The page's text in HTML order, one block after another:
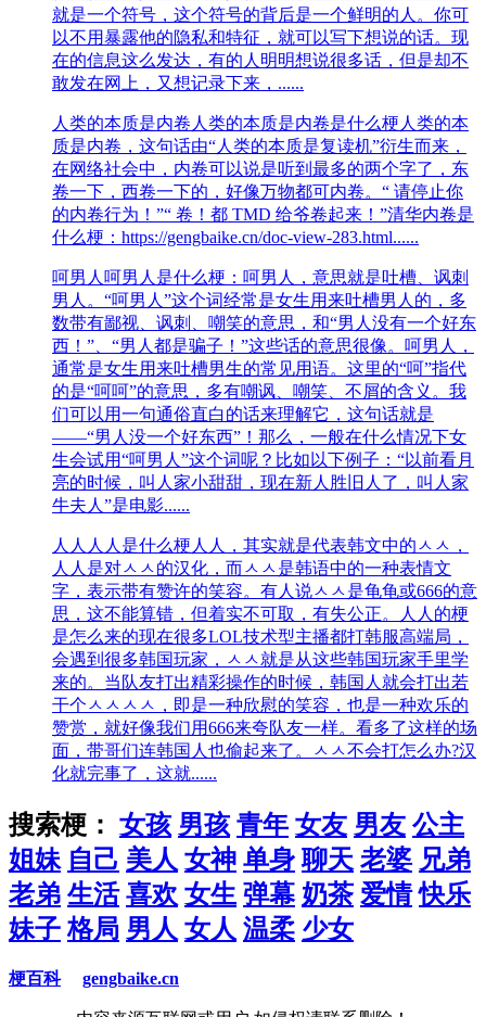
就是一个符号，这个符号的背后是一个鲜明的人。你可
以不用暴露他的隐私和特征，就可以写下想说的话。现
在的信息这么发达，有的人明明想说很多话，但是却不
敢发在网上，又想记录下来，......
人类的本质是内卷人类的本质是内卷是什么梗人类的本
质是内卷，这句话由“人类的本质是复读机”衍生而来，
在网络社会中，内卷可以说是听到最多的两个字了，东
卷一下，西卷一下的，好像万物都可内卷。“ 请停止你
的内卷行为！”“ 卷！都 TMD 给爷卷起来！”清华内卷是
什么梗：https://gengbaike.cn/doc-view-283.html......
呵男人呵男人是什么梗：呵男人，意思就是吐槽、讽刺
男人。“呵男人”这个词经常是女生用来吐槽男人的，多
数带有鄙视、讽刺、嘲笑的意思，和“男人没有一个好东
西！”、“男人都是骗子！”这些话的意思很像。呵男人，
通常是女生用来吐槽男生的常见用语。这里的“呵”指代
的是“呵呵”的意思，多有嘲讽、嘲笑、不屑的含义。我
们可以用一句通俗直白的话来理解它，这句话就是
——“男人没一个好东西”！那么，一般在什么情况下女
生会试用“呵男人”这个词呢？比如以下例子：“以前看月
亮的时候，叫人家小甜甜，现在新人胜旧人了，叫人家
牛夫人”是电影......
人人 人人是什么梗人人，其实就是代表韩文中的ㅅㅅ，
人人是对ㅅㅅ的汉化，而ㅅㅅ是韩语中的一种表情文
字，表示带有赞许的笑容。有人说ㅅㅅ是龟龟或666的意
思，这不能算错，但着实不可取，有失公正。人人的梗
是怎么来的现在很多LOL技术型主播都打韩服高端局，
会遇到很多韩国玩家，ㅅㅅ就是从这些韩国玩家手里学
来的。当队友打出精彩操作的时候，韩国人就会打出若
干个ㅅㅅㅅㅅ，即是一种欣慰的笑容，也是一种欢乐的
赞赏，就好像我们用666来夸队友一样。看多了这样的场
面，带哥们连韩国人也偷起来了。ㅅㅅ不会打怎么办?汉
化就完事了，这就......
搜索梗： 女孩 男孩 青年 女友 男友 公主
姐妹 自己 美人 女神 单身 聊天 老婆 兄弟
老弟 生活 喜欢 女生 弹幕 奶茶 爱情 快乐
妹子 格局 男人 女人 温柔 少女
梗百科 gengbaike.cn